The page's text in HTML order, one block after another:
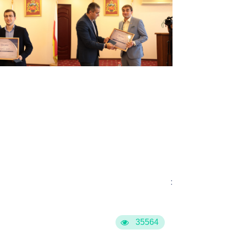
35564
: